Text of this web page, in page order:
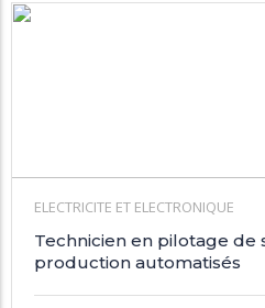
ELECTRICITE ET ELECTRONIQUE
Technicien en pilotage de
production automatisés